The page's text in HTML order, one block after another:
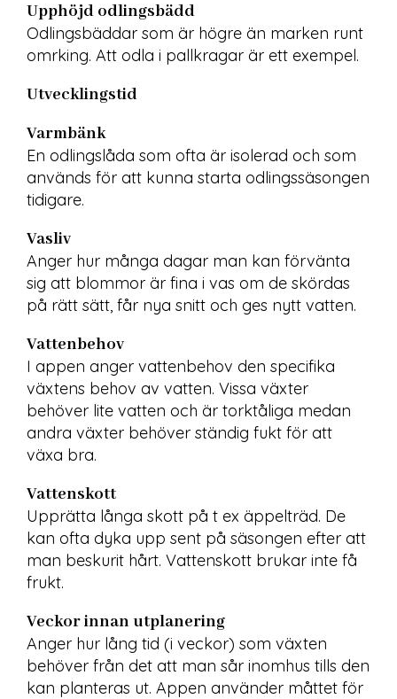
Upphöjd odlingsbädd
Odlingsbäddar som är högre än marken runt
omrking. Att odla i pallkragar är ett exempel.
Utvecklingstid
Varmbänk
En odlingslåda som ofta är isolerad och som
används för att kunna starta odlingssäsongen
tidigare.
Vasliv
Anger hur många dagar man kan förvänta
sig att blommor är fina i vas om de skördas
på rätt sätt, får nya snitt och ges nytt vatten.
Vattenbehov
I appen anger vattenbehov den specifika
växtens behov av vatten. Vissa växter
behöver lite vatten och är torktåliga medan
andra växter behöver ständig fukt för att
växa bra.
Vattenskott
Upprätta långa skott på t ex äppelträd. De
kan ofta dyka upp sent på säsongen efter att
man beskurit hårt. Vattenskott brukar inte få
frukt.
Veckor innan utplanering
Anger hur lång tid (i veckor) som växten
behöver från det att man sår inomhus tills den
kan planteras ut. Appen använder måttet för